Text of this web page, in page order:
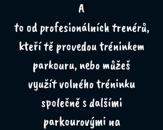
A
to od profesionálních trenérů,
kteří tě provedou tréninkem
parkouru, nebo můžeš
využít volného tréninku
společně s dalšími
parkourovými na